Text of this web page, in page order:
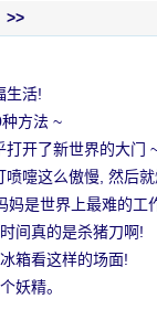
>>
生活!
方法 ~
打开了新世界的大门
嚏这么傲慢, 然后就
妈是世界上最难的工
间真的是杀猪刀啊!
箱看这样的场面!
妖精。